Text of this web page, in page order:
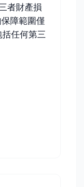
者財產損
障範圍僅
任何第三